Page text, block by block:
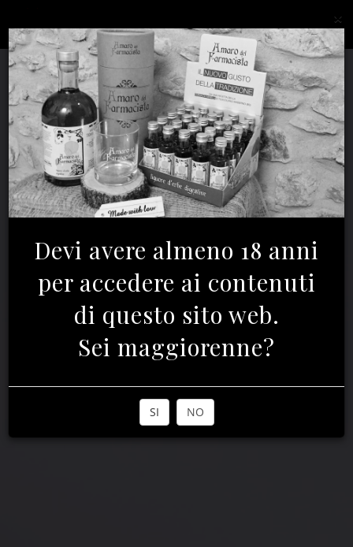
×
Devi avere almeno 18 anni
per accedere ai contenuti
di questo sito web.
Sei maggiorenne?
SI NO